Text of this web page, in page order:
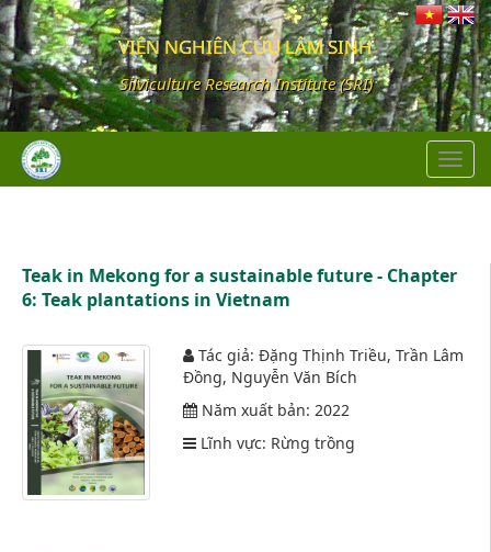
VIỆN NGHIÊN CỨU LÂM SINH
Silviculture Research Institute (SRI)
Teak in Mekong for a sustainable future - Chapter
6: Teak plantations in Vietnam
Tác giả:Đặng Thịnh Triều, Trần Lâm
Đồng, Nguyễn Văn Bích
Năm xuất bản:2022
Lĩnh vực: Rừng trồng